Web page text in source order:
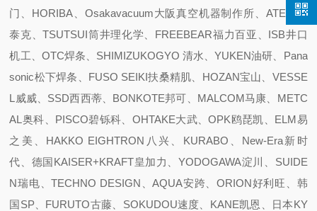
门、HORIBA、Osakavacuum大阪真空机器制作所、ATEC 爱
泰克、TSUTSUI筒井理化学、FREEBEAR福力百亚、ISB井口
机工、OTC焊条、SHIMIZUKOGYO 清水、YUKEN油研、Pana
sonic松下焊条、FUSO SEIKI扶桑精肌、HOZAN宝山、VESSE
L威威、SSD西西蒂、BONKOTE邦可、MALCOM马康、METC
AL奥科、PISCO碧铄科、OHTAKE大武、OPK鸥琵凯、ELM易
之美、HAKKO EIGHTRON八兴、KURABO、New-Era新时
代、德国KAISER+KRAFT皇加力、YODOGAWA淀川、SUIDE
N瑞电、TECHNO DESIGN、AQUA安跨、ORION好利旺、韩
国SP、FURUTO古藤、SOKUDOU速度、KANE凯恩、日本KY